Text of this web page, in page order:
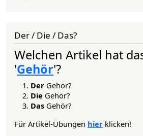
Der / Die / Das?
Welchen Artikel hat
'Gehör'?
Der Gehör?
Die Gehör?
Das Gehör?
Für Artikel-Übungen hier klicken!